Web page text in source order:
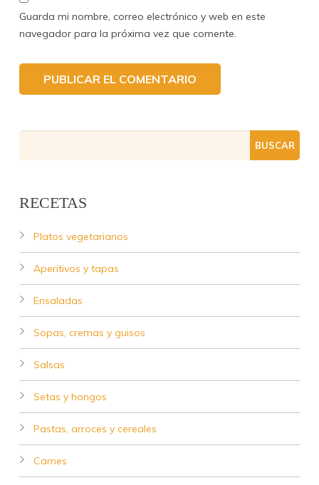
Guarda mi nombre, correo electrónico y web en este
navegador para la próxima vez que comente.
RECETAS
Platos vegetarianos
Aperitivos y tapas
Ensaladas
Sopas, cremas y guisos
Salsas
Setas y hongos
Pastas, arroces y cereales
Carnes